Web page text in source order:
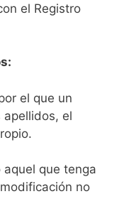
el Registro
el que un
el
que tenga
no